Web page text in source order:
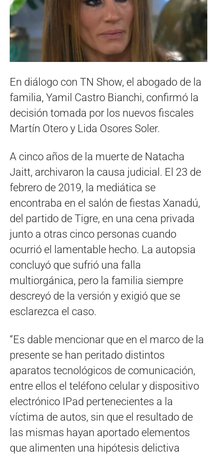
En diálogo con TN Show, el abogado de la
familia, Yamil Castro Bianchi, confirmó la
decisión tomada por los nuevos fiscales
Martín Otero y Lida Osores Soler.
A cinco años de la muerte de Natacha
Jaitt, archivaron la causa judicial. El 23 de
febrero de 2019, la mediática se
encontraba en el salón de fiestas Xanadú,
del partido de Tigre, en una cena privada
junto a otras cinco personas cuando
ocurrió el lamentable hecho. La autopsia
concluyó que sufrió una falla
multiorgánica, pero la familia siempre
descreyó de la versión y exigió que se
esclarezca el caso.
“Es dable mencionar que en el marco de la
presente se han peritado distintos
aparatos tecnológicos de comunicación,
entre ellos el teléfono celular y dispositivo
electrónico IPad pertenecientes a la
víctima de autos, sin que el resultado de
las mismas hayan aportado elementos
que alimenten una hipótesis delictiva